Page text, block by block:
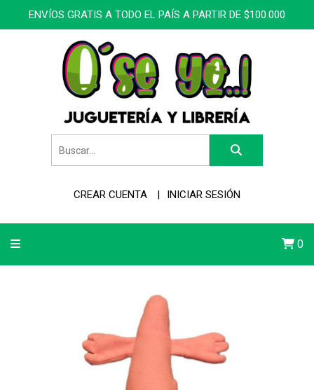
ENVÍOS GRATIS A TODO EL PAÍS A PARTIR DE $100.000
CREAR CUENTA INICIAR SESIÓN
0